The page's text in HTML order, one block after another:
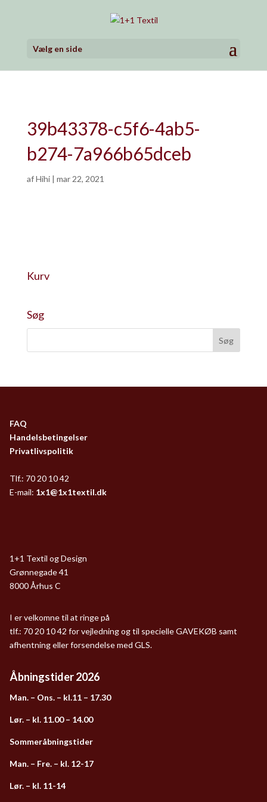
Vælg en side
39b43378-c5f6-4ab5-
b274-7a966b65dceb
afHihi| mar 22, 2021
Kurv
Søg
FAQ
Handelsbetingelser
Privatlivspolitik
Tlf.: 70 20 10 42
E-mail: 1x1@1x1textil.dk
1+1 Textil og Design
Grønnegade 41
8000 Århus C
I er velkomne til at ringe på
tlf.: 70 20 10 42 for vejledning og til specielle GAVEKØB samt
afhentning eller forsendelse med GLS.
Åbningstider 2026
Man. – Ons. – kl.11 – 17.30
Lør. – kl. 11.00 – 14.00
Sommeråbningstider
Man. – Fre. – kl. 12-17
Lør. – kl. 11-14